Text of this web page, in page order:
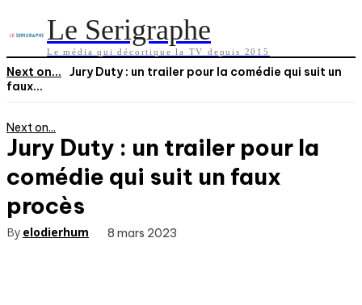
Le Serigraphe
Le média qui décortique la TV depuis 2015
Next on...
Jury Duty : un trailer pour la comédie qui suit un
faux...
Next on...
Jury Duty : un trailer pour la
comédie qui suit un faux
procès
By elodierhum 8 mars 2023